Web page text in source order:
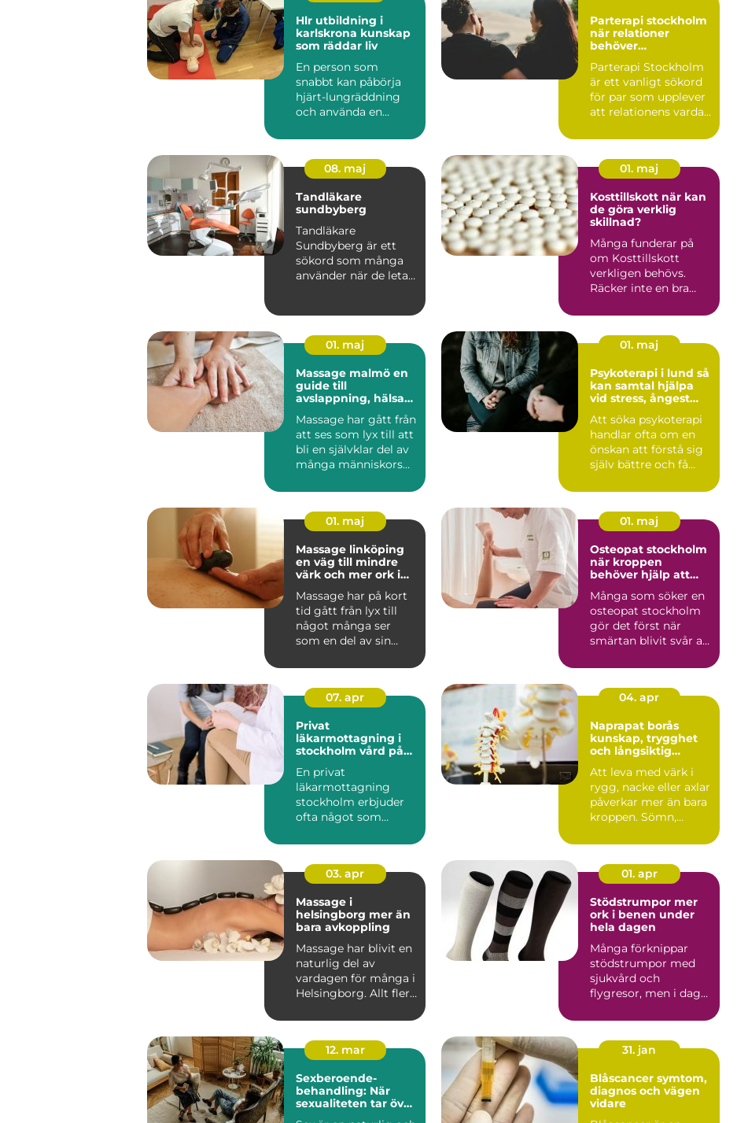
Hlr utbildning i
karlskrona kunskap
som räddar liv
En person som
snabbt kan påbörja
hjärt-lungräddning
och använda en
skillnaden...
Parterapi stockholm
när relationer
behöver
Parterapi Stockholm
är ett vanligt sökord
för par som upplever
att relationens vardag
08. maj
Tandläkare
sundbyberg
Tandläkare
Sundbyberg är ett
sökord som många
använder när de letar
01. maj
Kosttillskott när kan
de göra verklig
skillnad?
Många funderar på
om Kosttillskott
verkligen behövs.
Räcker inte en bra
den det....
01. maj
Massage malmö en
guide till
avslappning, hälsa
Massage har gått från
att ses som lyx till att
bli en självklar del av
många människors
01. maj
Psykoterapi i lund så
kan samtal hjälpa
vid stress, ångest
Att söka psykoterapi
handlar ofta om en
önskan att förstå sig
själv bättre och få
01. maj
Massage linköping
en väg till mindre
värk och mer ork i
Massage har på kort
tid gått från lyx till
något många ser
som en del av sin
trän...
01. maj
Osteopat stockholm
när kroppen
behöver hjälp att
Många som söker en
osteopat stockholm
gör det först när
smärtan blivit svår att
07. apr
Privat
läkarmottagning i
stockholm vård på
En privat
läkarmottagning
stockholm erbjuder
ofta något som
dagens vård: tid,
kontinu...
04. apr
Naprapat borås
kunskap, trygghet
och långsiktig
Att leva med värk i
rygg, nacke eller axlar
påverkar mer än bara
kroppen. Sömn,
varda...
03. apr
Massage i
helsingborg mer än
bara avkoppling
Massage har blivit en
naturlig del av
vardagen för många i
Helsingborg. Allt fler
01. apr
Stödstrumpor mer
ork i benen under
hela dagen
Många förknippar
stödstrumpor med
sjukvård och
flygresor, men i dag
kontoret, ...
12. mar
Sexberoende-
behandling: När
sexualiteten tar över
31. jan
Blåscancer symtom,
diagnos och vägen
vidare